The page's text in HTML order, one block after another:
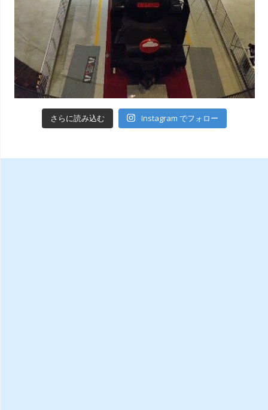
さらに読み込む Instagram でフォロー